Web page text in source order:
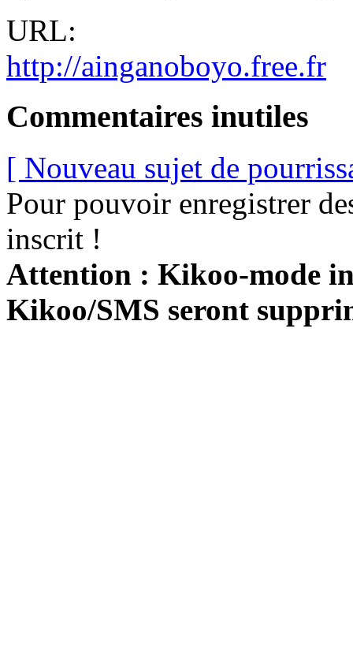
URL:
http://ainganoboyo.free.fr
Commentaires inutiles
[ Nouveau sujet de
Pour pouvoir enregistrer
inscrit !
Attention : Kikoo-mode
Kikoo/SMS seront